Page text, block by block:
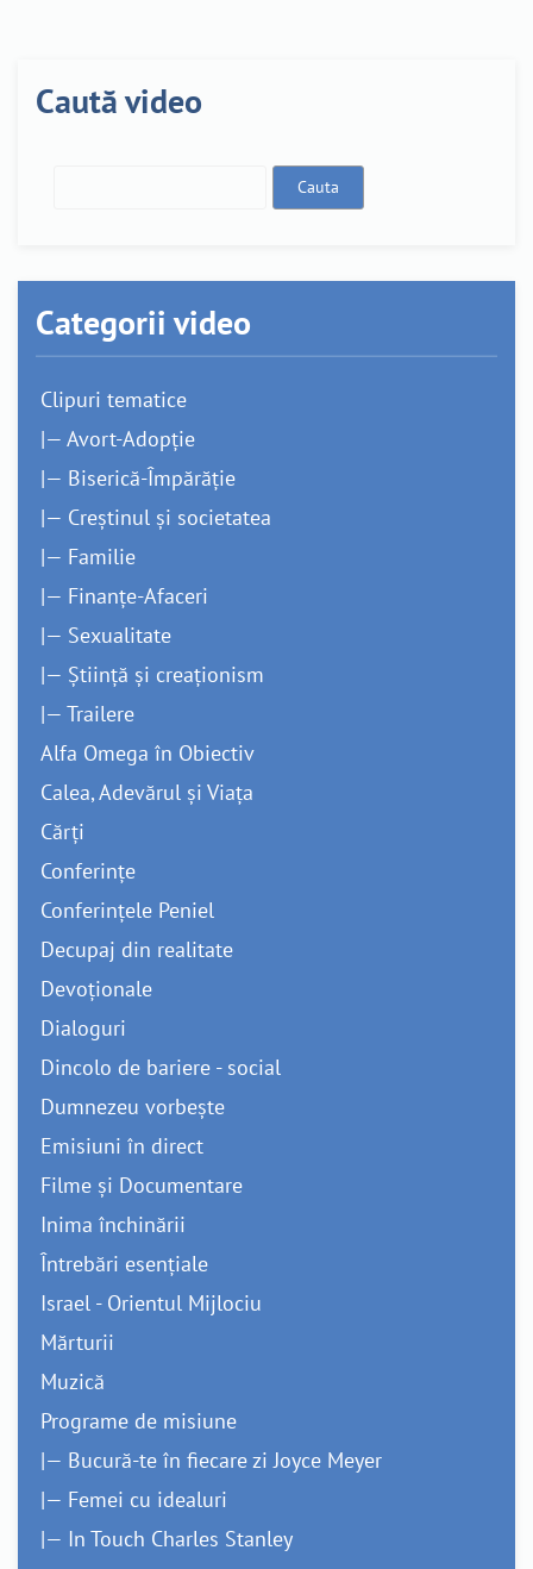
Caută video
Categorii video
Clipuri tematice
|— Avort-Adopție
|— Biserică-Împărăție
|— Creștinul și societatea
|— Familie
|— Finanțe-Afaceri
|— Sexualitate
|— Știință și creaționism
|— Trailere
Alfa Omega în Obiectiv
Calea, Adevărul și Viața
Cărți
Conferințe
Conferințele Peniel
Decupaj din realitate
Devoționale
Dialoguri
Dincolo de bariere - social
Dumnezeu vorbește
Emisiuni în direct
Filme și Documentare
Inima închinării
Întrebări esențiale
Israel - Orientul Mijlociu
Mărturii
Muzică
Programe de misiune
|— Bucură-te în fiecare zi Joyce Meyer
|— Femei cu idealuri
|— In Touch Charles Stanley